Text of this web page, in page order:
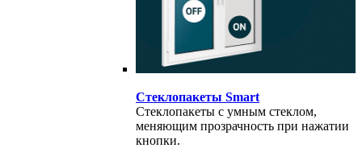
Стеклопакеты Smart
Стеклопакеты с умным стеклом,
меняющим прозрачность при нажатии
кнопки.